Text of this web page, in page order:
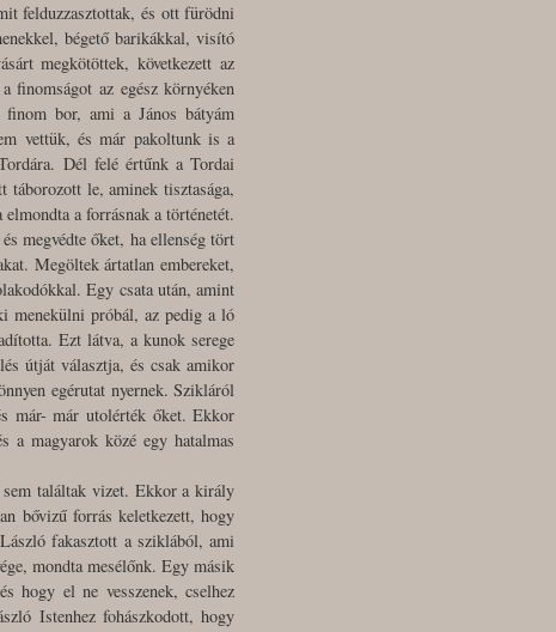
felduzzasztottak, és ott fürödni
bégető barikákkal, visító
megkötöttek, következett az
finomságot az egész környéken
bor, ami a János bátyám
vettük, és már pakoltunk is a
Dél felé értűnk a Tordai
táborozott le, aminek tisztasága,
a forrásnak a történetét.
megvédte őket, ha ellenség tört
Megöltek ártatlan embereket,
Egy csata után, amint
menekülni próbál, az pedig a ló
Ezt látva, a kunok serege
útját választja, és csak amikor
egérutat nyernek. Szikláról
már- már utolérték őket. Ekkor
a magyarok közé egy hatalmas
sem találtak vizet. Ekkor a király
bővizű forrás keletkezett, hogy
fakasztott a sziklából, ami
mondta mesélőnk. Egy másik
hogy el ne vesszenek, cselhez
Istenhez fohászkodott, hogy